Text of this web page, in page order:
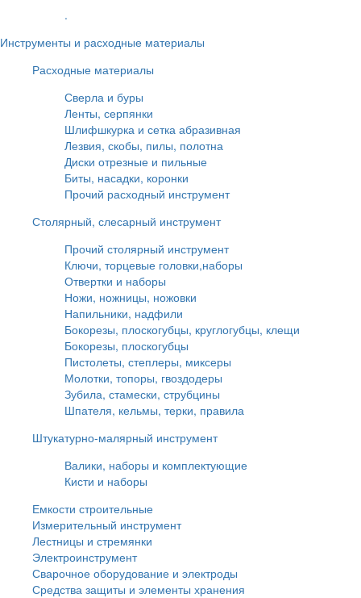
.
Инструменты и расходные материалы
Расходные материалы
Сверла и буры
Ленты, серпянки
Шлифшкурка и сетка абразивная
Лезвия, скобы, пилы, полотна
Диски отрезные и пильные
Биты, насадки, коронки
Прочий расходный инструмент
Столярный, слесарный инструмент
Прочий столярный инструмент
Ключи, торцевые головки,наборы
Отвертки и наборы
Ножи, ножницы, ножовки
Напильники, надфили
Бокорезы, плоскогубцы, круглогубцы, клещи
Бокорезы, плоскогубцы
Пистолеты, степлеры, миксеры
Молотки, топоры, гвоздодеры
Зубила, стамески, струбцины
Шпателя, кельмы, терки, правила
Штукатурно-малярный инструмент
Валики, наборы и комплектующие
Кисти и наборы
Емкости строительные
Измерительный инструмент
Лестницы и стремянки
Электроинструмент
Сварочное оборудование и электроды
Средства защиты и элементы хранения